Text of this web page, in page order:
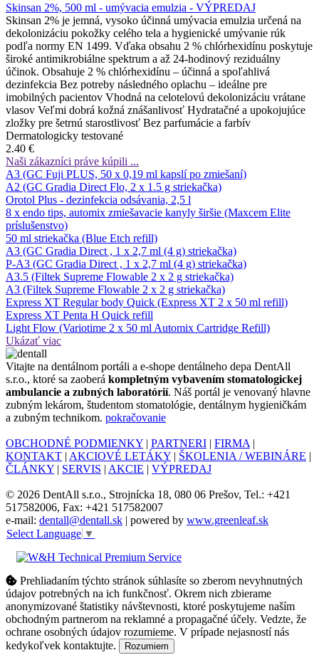
Skinsan 2%, 500 ml - umývacia emulzia - VÝPREDAJ
Skinsan 2% je jemná, vysoko účinná umývacia emulzia určená na
dekolonizáciu pokožky celého tela a hygienické umývanie rúk
podľa normy EN 1499. Vďaka obsahu 2 % chlórhexidínu poskytuje
široké antimikrobiálne spektrum a až 24-hodinový reziduálny
účinok. Obsahuje 2 % chlórhexidínu – účinná a spoľahlivá
dezinfekcia Bez potreby následného oplachu – ideálne pre
imobilných pacientov Vhodná na celotelovú dekolonizáciu vrátane
vlasov Veľmi dobrá kožná znášanlivosť Hydratačné a upokojujúce
zložky pre šetrnú starostlivosť Bez parfumácie a farbív
Dermatologicky testované
2.40 €
Naši zákazníci práve kúpili ...
A3 (GC Fuji PLUS, 50 x 0,19 ml kapslí po zmiešaní)
A2 (GC Gradia Direct Flo, 2 x 1.5 g striekačka)
Orotol Plus - dezinfekcia odsávania, 2,5 l
8 x endo tips, automix zmiešavacie kanyly širšie (Maxcem Elite
príslušenstvo)
50 ml striekačka (Blue Etch refill)
A3 (GC Gradia Direct , 1 x 2,7 ml (4 g) striekačka)
P-A3 (GC Gradia Direct , 1 x 2,7 ml (4 g) striekačka)
A3.5 (Filtek Supreme Flowable 2 x 2 g striekačka)
A3 (Filtek Supreme Flowable 2 x 2 g striekačka)
Express XT Regular body Quick (Express XT 2 x 50 ml refill)
Express XT Penta H Quick refill
Light Flow (Variotime 2 x 50 ml Automix Cartridge Refill)
Ukázať viac
Vitajte na dentálnom portáli a e-shope dentálneho depa DentAll
s.r.o., ktoré sa zaoberá kompletným vybavením stomatologickej
ambulancie a zubných laboratórií. Náš portál je venovaný hlavne
zubným lekárom, študentom stomatológie, dentálnym hygieničkám
a zubným technikom. pokračovanie
OBCHODNÉ PODMIENKY | PARTNERI | FIRMA |
KONTAKT | AKCIOVÉ LETÁKY | ŠKOLENIA / WEBINÁRE |
ČLÁNKY | SERVIS | AKCIE | VÝPREDAJ
© 2026 DentAll s.r.o., Strojnícka 18, 080 06 Prešov, Tel.: +421
517582006, Fax: +421 517582007
e-mail: dentall@dentall.sk | powered by www.greenleaf.sk
Select Language ▼
Prehliadaním týchto stránok súhlasíte so zberom nevyhnutných
údajov potrebných na ich funkčnosť. Okrem nich zbierame
anonymizované štatistiky návštevnosti, ktoré poskytujeme naším
obchodným partnerom na reklamné a propagačné účely. Vedzte, že
ochrane osobných údajov rozumieme. V prípade nejasností nás
kedykoľvek kontaktujte.
Rozumiem